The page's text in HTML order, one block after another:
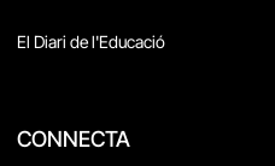
El Diari de l'Educació
CONNECTA